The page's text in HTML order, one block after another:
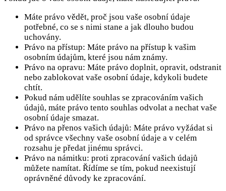
Máte právo vědět, proč jsou vaše osobní údaje
potřebné, co se s nimi stane a jak dlouho budou
uchovány.
Právo na přístup: Máte právo na přístup k vašim
osobním údajům, které jsou nám známy.
Právo na opravu: Máte právo doplnit, opravit, odstranit
nebo zablokovat vaše osobní údaje, kdykoli budete
chtít.
Pokud nám udělíte souhlas se zpracováním vašich
údajů, máte právo tento souhlas odvolat a nechat vaše
osobní údaje smazat.
Právo na přenos vašich údajů: Máte právo vyžádat si
od správce všechny vaše osobní údaje a v celém
rozsahu je předat jinému správci.
Právo na námitku: proti zpracování vašich údajů
můžete namítat. Řídíme se tím, pokud neexistují
oprávněné důvody ke zpracování.